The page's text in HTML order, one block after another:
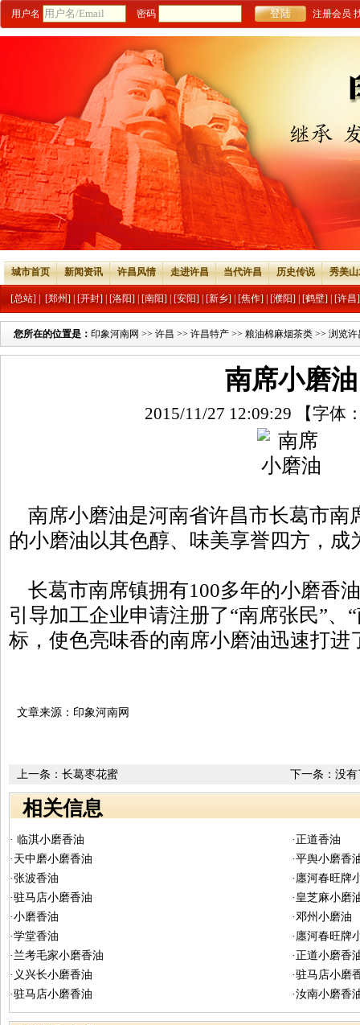
用户名 密码 注册会员
城市首页 新闻资讯 许昌风情 走进许昌 当代许昌 历史传说 秀美
[总站] [郑州] [开封] [洛阳] [南阳] [安阳] [新乡] [焦作] [濮阳] [鹤壁] [许昌]
您所在的位置是： 印象河南网 >> 许昌 >> 许昌特产 >> 粮油棉麻烟茶类 >> 浏览许
南席小磨油
2015/11/27 12:09:29 【字体
南席小磨油是河南省许昌市长葛市南
的小磨油以其色醇、味美享誉四方，成
长葛市南席镇拥有100多年的小磨香
引导加工企业申请注册了“南席张民”、
标，使色亮味香的南席小磨油迅速打进
文章来源：印象河南网
下一条：没有
上一条： 长葛枣花蜜
相关信息
· 临淇小磨香油
·正道香油
·天中磨小磨香油
·平舆小磨香
·张波香油
·廛河春旺牌
·驻马店小磨香油
·皇芝麻小磨
·小磨香油
·邓州小磨油
·学堂香油
·廛河春旺牌
·兰考毛家小磨香油
·正道小磨香
·义兴长小磨香油
·驻马店小磨
·驻马店小磨香油
·汝南小磨香